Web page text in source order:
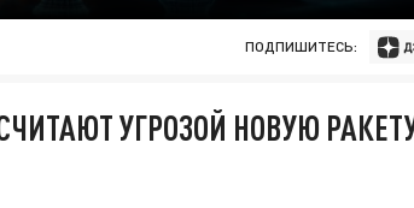
ПОДПИШИТЕСЬ:
УГРОЗОЙ НОВУЮ